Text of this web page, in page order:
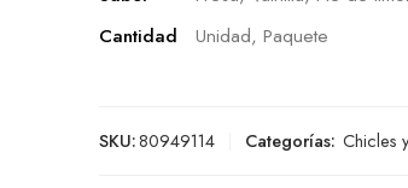
Cantidad
Unidad, Paquete
SKU:80949114 Categorías: Chicles